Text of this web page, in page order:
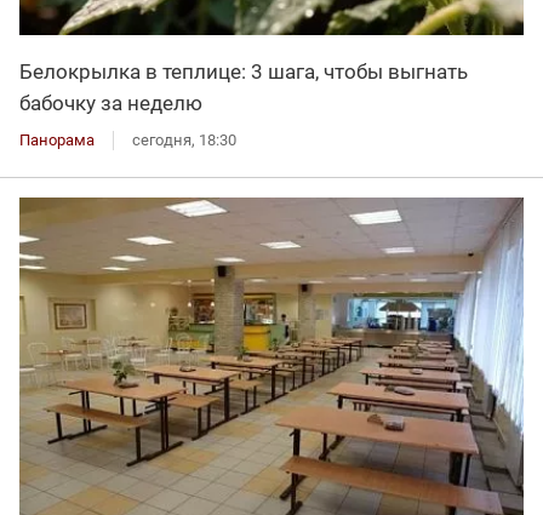
Белокрылка в теплице: 3 шага, чтобы выгнать
бабочку за неделю
Панорама сегодня, 18:30